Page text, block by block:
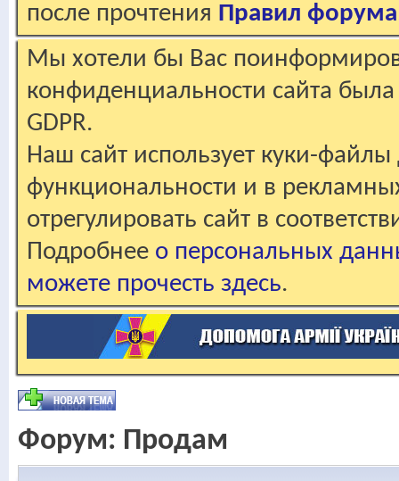
после прочтения Правил форума
Мы хотели бы Вас
конфиденциальности сайта
GDPR.
Наш сайт использует куки-файлы
функциональности и в
отрегулировать сайт в
Подробнее о персональных
можете прочесть здесь.
Форум: Продам